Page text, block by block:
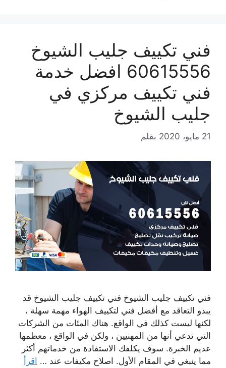
فني تكييف جليب الشيوخ
60615556 افضل خدمة
فني تكييف مركزي في
جليب الشيوخ
21 مايو، 2020 بقلم
فني تكييف جليب الشيوخ فني تكييف جليب الشيوخ قد
يبدو التعاقد مع أفضل فني لتكييف الهواء مهمة سهلة ،
لكنها ليست كذلك في الواقع. هناك المئات من الشركات
التي تدعي أنها من المهنيين ، ولكن في الواقع ، معظمها
عديم الخبرة. سوف يكلفك الاستفادة من خدماتهم أكثر
مما ينبغي في المقام الأول. اصلاح مكيفات عند … اقرأ